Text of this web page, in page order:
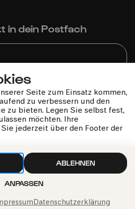
Seite zum Einsatz kommen,
zu verbessern und den
zu bieten. Legen Sie selbst fest,
möchten. Ihre
jederzeit über den Footer der
ABLEHNEN
ANPASSEN
Datenschutzerklärung
in dein Postfach
deinen Daten um. Mehr dazu in